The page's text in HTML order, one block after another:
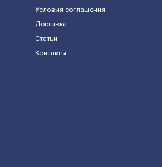
Условия соглашения
Доставка
Статьи
Контакты